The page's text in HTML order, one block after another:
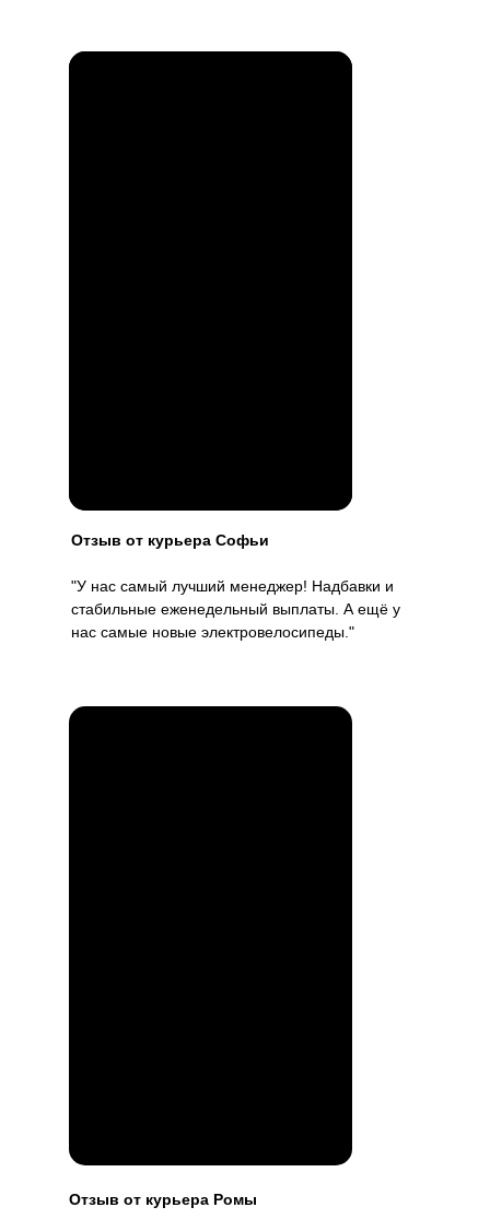
Отзыв от курьера Ромы
Отзыв от курьера Софьи
"У нас самый лучший менеджер! Надбавки и
стабильные еженедельный выплаты. А ещё у
нас самые новые электровелосипеды."